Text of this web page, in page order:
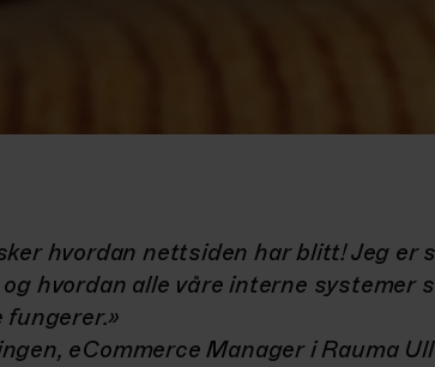
hvordan nettsiden har blitt! Jeg er
hvordan alle våre interne systemer
fungerer.»
eCommerce Manager i Rauma